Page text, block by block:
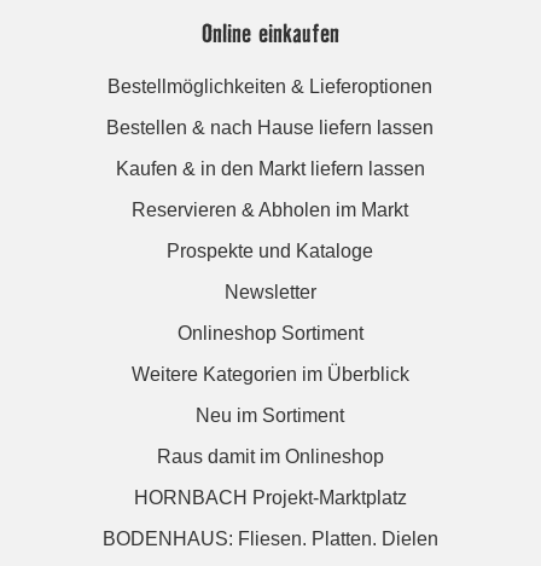
Online einkaufen
Bestellmöglichkeiten & Lieferoptionen
Bestellen & nach Hause liefern lassen
Kaufen & in den Markt liefern lassen
Reservieren & Abholen im Markt
Prospekte und Kataloge
Newsletter
Onlineshop Sortiment
Weitere Kategorien im Überblick
Neu im Sortiment
Raus damit im Onlineshop
HORNBACH Projekt-Marktplatz
BODENHAUS: Fliesen. Platten. Dielen